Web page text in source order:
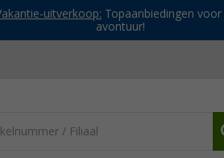
uitverkoop: Topaanbiedingen
avontuur!